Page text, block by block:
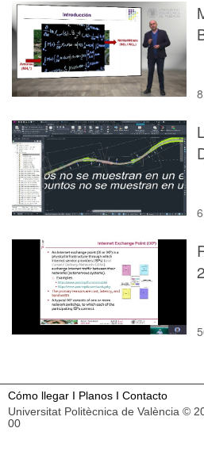
Cómo llegar I Planos I Contacto
Universitat Politècnica de València ©
00